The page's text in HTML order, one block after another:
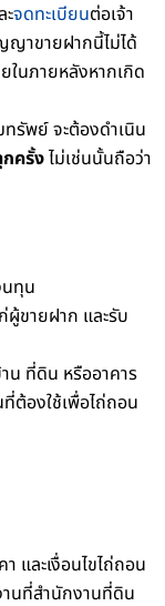
จดทะเบียนต่อเจ้า
าขายฝากนี้ไม่ได้
ในภายหลังหากเกิด
รัพย์ จะต้องดำเนิน
ครั้งไม่เช่นนั้นถือว่า
นทุน
ขายฝาก และรับ
น ที่ดิน หรืออาคาร
ที่ต้องใช้เพื่อไถ่ถอน
และเงื่อนไขไถ่ถอน
นที่สำนักงานที่ดิน